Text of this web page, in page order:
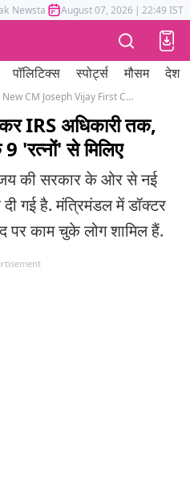
Newstak Mumbai Tak Astrotak
August 07, 2026 | 22:49 IST
पॉलिटिक्स स्पोर्ट्स मौसम देश
Tamil Nadu New CM Joseph Vijay First Cabinet List TVK VCK Congress
IRS अधिकारी तक,
'रत्नों' से मिलिए
की सरकार के ओर से नई
गई है. मंत्रिमंडल में डॉक्टर
काम चुके लोग शामिल हैं.